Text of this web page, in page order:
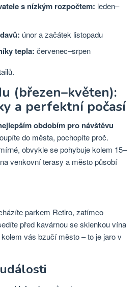
s nízkým rozpočtem: leden–
únor a začátek listopadu
tepla: červenec–srpen
(březen–květen):
a perfektní počasí
obdobím pro návštěvu
do města, pochopíte proč.
obvykle se pohybuje kolem 15–
venkovní terasy a město působí
parkem Retiro, zatímco
před kavárnou se sklenkou vína
vás bzučí město – to je jaro v